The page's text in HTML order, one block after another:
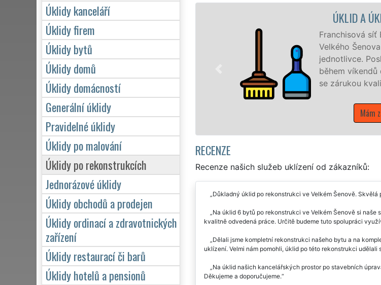
ÚKLID A ÚKLIDOVÉ SLUŽBY VELKÝ ŠENOV
Franchisová síť EXTRA UKLÍZENÍ zajišťuje ve Velkém Šenově a okolí
Velkého Šenova profesionální, kvalitní, ale levný úklid pro firmy i
jednotlivce. Poskytujeme náš servis 24 hodin denně, 7 dní v týdnu a to i
během víkendů či státních svátků. Uklidíme vše, co zákazník žádá a to
se zárukou kvalitně odvedené práce.
Mám zájem o úklid ve Velkém Šenově
RECENZE
Recenze našich služeb uklízení od zákazníků:
Důkladný úklid po rekonstrukci ve Velkém Šenově. Skvělá
Na úklid 6 bytů po rekonstrukci ve Velkém Šenově si
kvalitně odvedená práce. Určitě budeme tuto spolupráci
Dělali jsme kompletní rekonstrukci našeho bytu a na
uklízení. Velmi nám pomohli, úklid po této rekonstrukci
Na úklid našich kancelářských prostor po stavebních
Děkujeme a doporučujeme.
Úklidy kanceláří
Úklidy firem
Úklidy bytů
Úklidy domů
Úklidy domácností
Generální úklidy
Pravidelné úklidy
Úklidy po malování
Úklidy po rekonstrukcích
Jednorázové úklidy
Úklidy obchodů a prodejen
Úklidy ordinací a zdravotnických
zařízení
Úklidy restaurací či barů
Úklidy hotelů a pensionů